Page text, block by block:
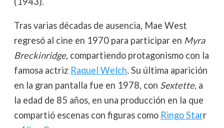
Tras varias décadas de ausencia, Mae West
regresó al cine en 1970 para participar en Myra
Breckinridge, compartiendo protagonismo con la
famosa actriz Raquel Welch. Su última aparición
en la gran pantalla fue en 1978, con Sextette, a
la edad de 85 años, en una producción en la que
compartió escenas con figuras como Ringo Starr